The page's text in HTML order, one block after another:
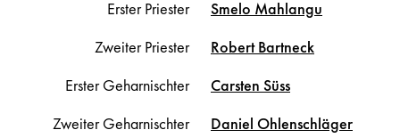
Erster Priester
Smelo Mahlangu
Zweiter Priester
RobertBartneck
Erster Geharnischter
Carsten Süss
Zweiter Geharnischter
Daniel Ohlenschläger